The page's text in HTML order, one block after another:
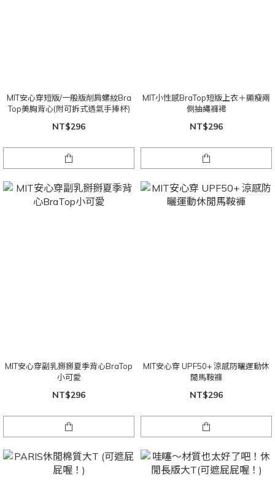
MIT安心穿短版/一般版削肩螺紋Bra
Top美胸背心(附可拆式透氣手捧杯)
NT$296
MIT小性感BraTop短版上衣＋顯瘦兩
側抽繩褲裙
NT$296
MIT安心穿副乳掰掰夏季背心BraTop
小可愛
NT$296
MIT安心穿 UPF50+ 涼感防曬運動休
閒馬鞍褲
NT$296